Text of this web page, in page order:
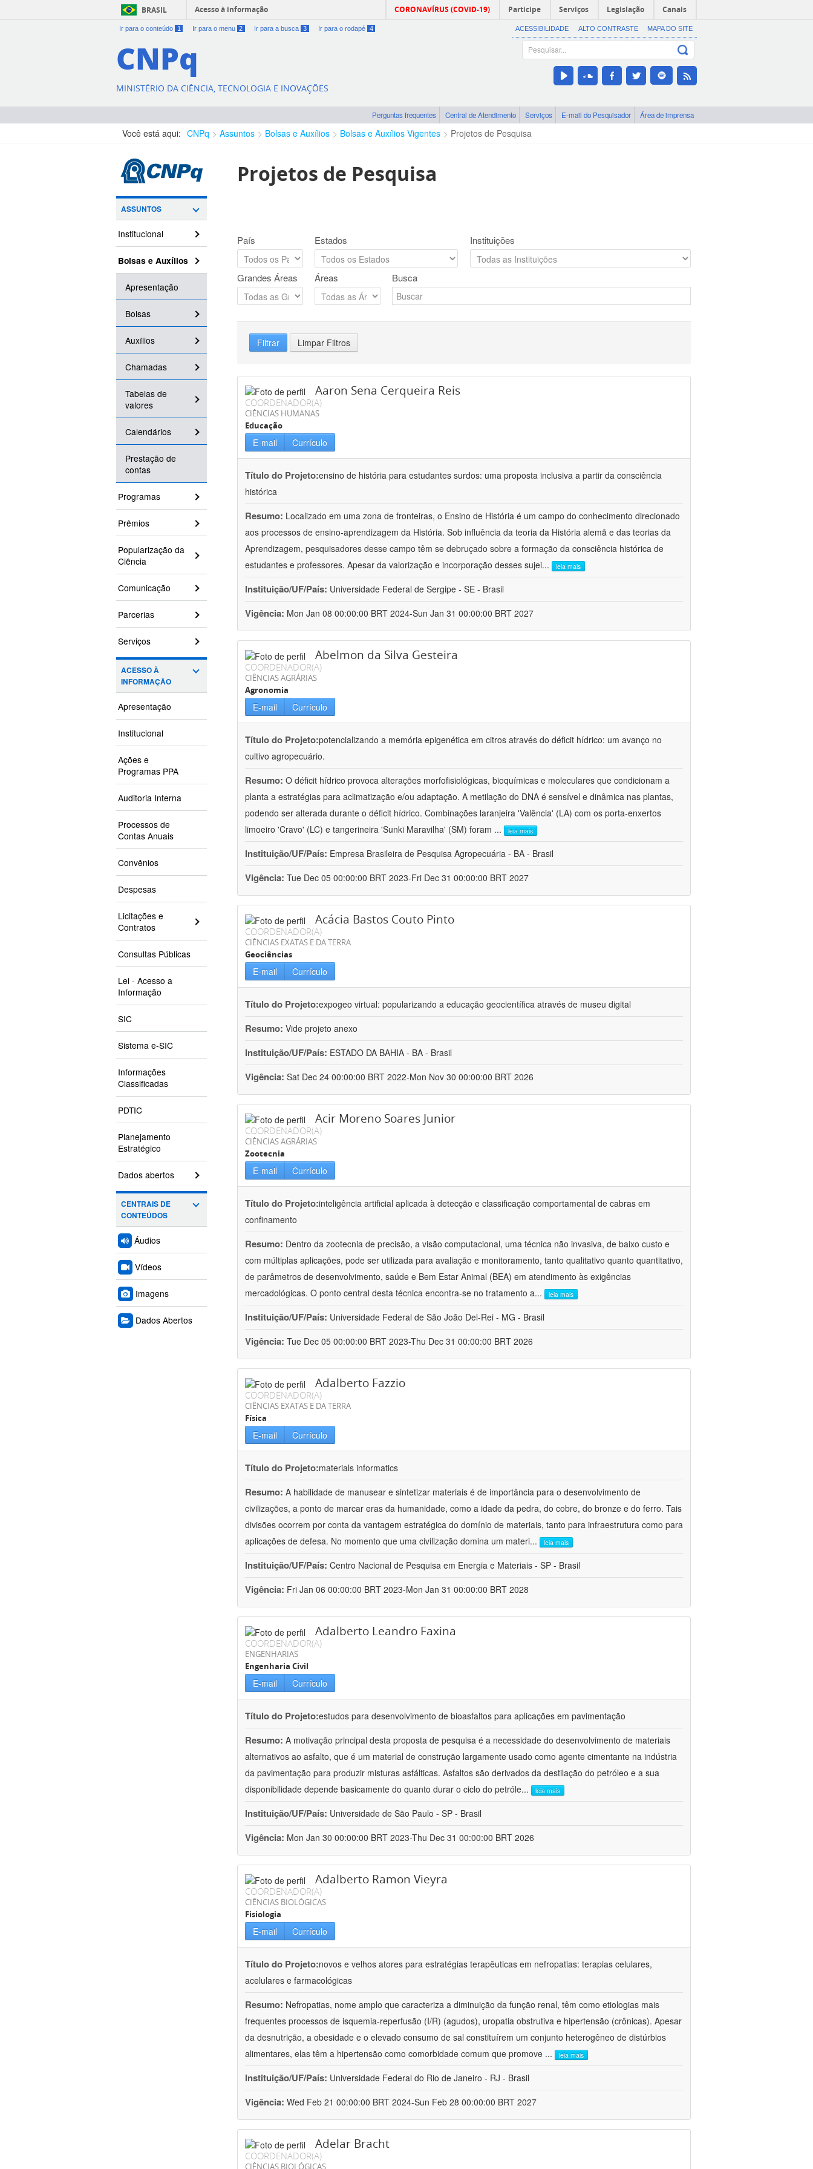
BRASIL Acesso à informação CORONAVÍRUS (COVID-19) Participe Serviços Legislação Canais
Ir para o conteúdo 1 Ir para o menu 2 Ir para a busca 3 Ir para o rodapé 4 ACESSIBILIDADE ALTO CONTRASTE MAPA DO SITE
CNPq
MINISTÉRIO DA CIÊNCIA, TECNOLOGIA E INOVAÇÕES
Perguntas frequentes Central de Atendimento Serviços E-mail do Pesquisador Área de imprensa
Você está aqui: CNPq Assuntos Bolsas e Auxílios Bolsas e Auxílios Vigentes Projetos de Pesquisa
ASSUNTOS
Institucional
Bolsas e Auxílios
Apresentação
Bolsas
Auxílios
Chamadas
Tabelas de
valores
Calendários
Prestação de
contas
Programas
Prêmios
Popularização da
Ciência
Comunicação
Parcerias
Serviços
ACESSO À
INFORMAÇÃO
Apresentação
Institucional
Ações e
Programas PPA
Auditoria Interna
Processos de
Contas Anuais
Convênios
Despesas
Licitações e
Contratos
Consultas Públicas
Lei - Acesso a
Informação
SIC
Sistema e-SIC
Informações
Classificadas
PDTIC
Planejamento
Estratégico
Dados abertos
CENTRAIS DE
CONTEÚDOS
Áudios
Vídeos
Imagens
Dados Abertos
Projetos de Pesquisa
País Estados Instituições
Grandes Áreas Áreas Busca
Filtrar Limpar Filtros
Aaron Sena Cerqueira Reis
COORDENADOR(A)
CIÊNCIAS HUMANAS
Educação
E-mail Currículo
Título do Projeto:ensino de história para estudantes surdos: uma proposta inclusiva a partir da consciência
histórica
Resumo: Localizado em uma zona de fronteiras, o Ensino de História é um campo do conhecimento direcionado
aos processos de ensino-aprendizagem da História. Sob influência da teoria da História alemã e das teorias da
Aprendizagem, pesquisadores desse campo têm se debruçado sobre a formação da consciência histórica de
estudantes e professores. Apesar da valorização e incorporação desses sujei... leia mais
Instituição/UF/País: Universidade Federal de Sergipe - SE - Brasil
Vigência: Mon Jan 08 00:00:00 BRT 2024-Sun Jan 31 00:00:00 BRT 2027
Abelmon da Silva Gesteira
COORDENADOR(A)
CIÊNCIAS AGRÁRIAS
Agronomia
E-mail Currículo
Título do Projeto:potencializando a memória epigenética em citros através do déficit hídrico: um avanço no
cultivo agropecuário.
Resumo: O déficit hídrico provoca alterações morfofisiológicas, bioquímicas e moleculares que condicionam a
planta a estratégias para aclimatização e/ou adaptação. A metilação do DNA é sensível e dinâmica nas plantas,
podendo ser alterada durante o déficit hídrico. Combinações laranjeira 'Valência' (LA) com os porta-enxertos
limoeiro 'Cravo' (LC) e tangerineira 'Sunki Maravilha' (SM) foram ... leia mais
Instituição/UF/País: Empresa Brasileira de Pesquisa Agropecuária - BA - Brasil
Vigência: Tue Dec 05 00:00:00 BRT 2023-Fri Dec 31 00:00:00 BRT 2027
Acácia Bastos Couto Pinto
COORDENADOR(A)
CIÊNCIAS EXATAS E DA TERRA
Geociências
E-mail Currículo
Título do Projeto:expogeo virtual: popularizando a educação geocientífica através de museu digital
Resumo: Vide projeto anexo
Instituição/UF/País: ESTADO DA BAHIA - BA - Brasil
Vigência: Sat Dec 24 00:00:00 BRT 2022-Mon Nov 30 00:00:00 BRT 2026
Acir Moreno Soares Junior
COORDENADOR(A)
CIÊNCIAS AGRÁRIAS
Zootecnia
E-mail Currículo
Título do Projeto:inteligência artificial aplicada à detecção e classificação comportamental de cabras em
confinamento
Resumo: Dentro da zootecnia de precisão, a visão computacional, uma técnica não invasiva, de baixo custo e
com múltiplas aplicações, pode ser utilizada para avaliação e monitoramento, tanto qualitativo quanto quantitativo,
de parâmetros de desenvolvimento, saúde e Bem Estar Animal (BEA) em atendimento às exigências
mercadológicas. O ponto central desta técnica encontra-se no tratamento a... leia mais
Instituição/UF/País: Universidade Federal de São João Del-Rei - MG - Brasil
Vigência: Tue Dec 05 00:00:00 BRT 2023-Thu Dec 31 00:00:00 BRT 2026
Adalberto Fazzio
COORDENADOR(A)
CIÊNCIAS EXATAS E DA TERRA
Física
E-mail Currículo
Título do Projeto:materials informatics
Resumo: A habilidade de manusear e sintetizar materiais é de importância para o desenvolvimento de
civilizações, a ponto de marcar eras da humanidade, como a idade da pedra, do cobre, do bronze e do ferro. Tais
divisões ocorrem por conta da vantagem estratégica do domínio de materiais, tanto para infraestrutura como para
aplicações de defesa. No momento que uma civilização domina um materi... leia mais
Instituição/UF/País: Centro Nacional de Pesquisa em Energia e Materiais - SP - Brasil
Vigência: Fri Jan 06 00:00:00 BRT 2023-Mon Jan 31 00:00:00 BRT 2028
Adalberto Leandro Faxina
COORDENADOR(A)
ENGENHARIAS
Engenharia Civil
E-mail Currículo
Título do Projeto:estudos para desenvolvimento de bioasfaltos para aplicações em pavimentação
Resumo: A motivação principal desta proposta de pesquisa é a necessidade do desenvolvimento de materiais
alternativos ao asfalto, que é um material de construção largamente usado como agente cimentante na indústria
da pavimentação para produzir misturas asfálticas. Asfaltos são derivados da destilação do petróleo e a sua
disponibilidade depende basicamente do quanto durar o ciclo do petróle... leia mais
Instituição/UF/País: Universidade de São Paulo - SP - Brasil
Vigência: Mon Jan 30 00:00:00 BRT 2023-Thu Dec 31 00:00:00 BRT 2026
Adalberto Ramon Vieyra
COORDENADOR(A)
CIÊNCIAS BIOLÓGICAS
Fisiologia
E-mail Currículo
Título do Projeto:novos e velhos atores para estratégias terapêuticas em nefropatias: terapias celulares,
acelulares e farmacológicas
Resumo: Nefropatias, nome amplo que caracteriza a diminuição da função renal, têm como etiologias mais
frequentes processos de isquemia-reperfusão (I/R) (agudos), uropatia obstrutiva e hipertensão (crônicas). Apesar
da desnutrição, a obesidade e o elevado consumo de sal constituírem um conjunto heterogêneo de distúrbios
alimentares, elas têm a hipertensão como comorbidade comum que promove ... leia mais
Instituição/UF/País: Universidade Federal do Rio de Janeiro - RJ - Brasil
Vigência: Wed Feb 21 00:00:00 BRT 2024-Sun Feb 28 00:00:00 BRT 2027
Adelar Bracht
COORDENADOR(A)
CIÊNCIAS BIOLÓGICAS